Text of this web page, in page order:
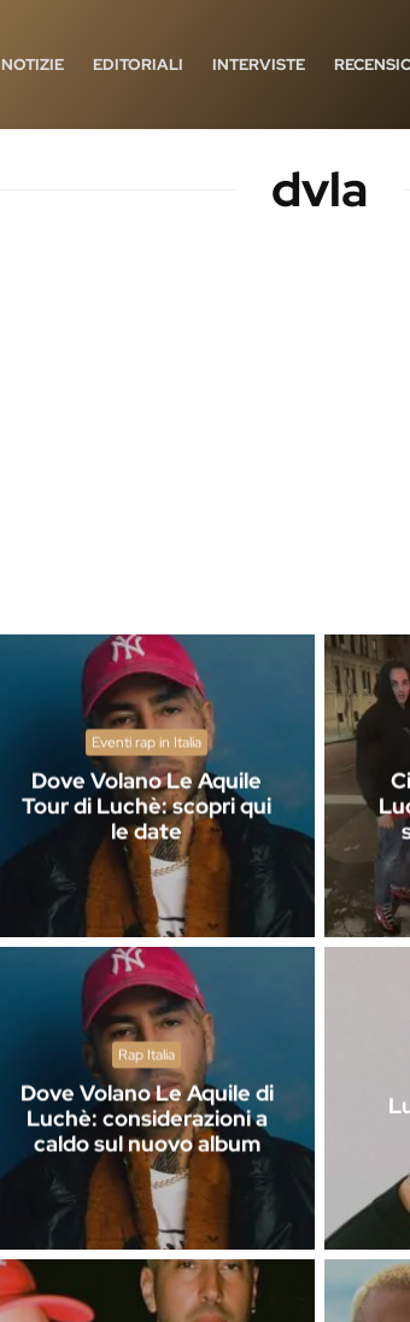
NOTIZIE EDITORIALI INTERVISTE
dvla
Eventi rap in Italia
Dove Volano Le Aquile
Tour di Luchè: scopri qui
le date
Rap Italia
Dove Volano Le Aquile di
Luchè: considerazioni a
caldo sul nuovo album